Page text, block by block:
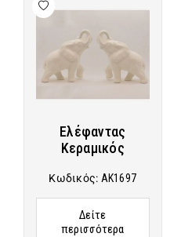
Ελέφαντας
Κεραμικός
Κωδικός: AK1697
Δείτε
περισσότερα